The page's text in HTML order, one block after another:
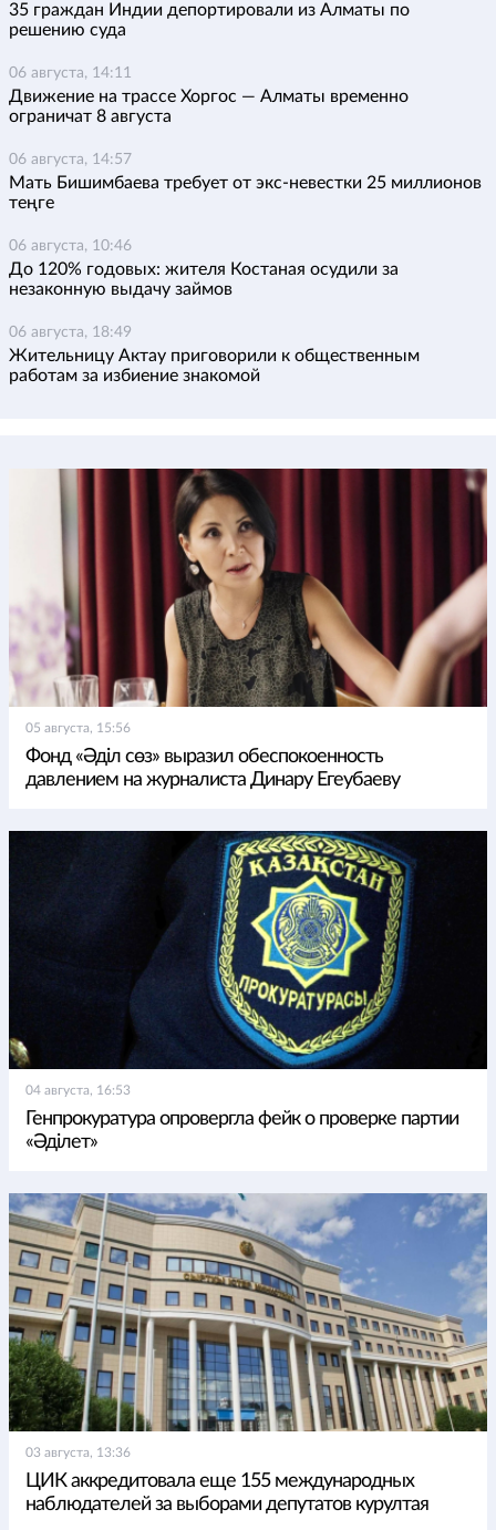
35 граждан Индии депортировали из Алматы по
решению суда
06 августа, 14:11
Движение на трассе Хоргос — Алматы временно
ограничат 8 августа
06 августа, 14:57
Мать Бишимбаева требует от экс-невестки 25 миллионов
теңге
06 августа, 10:46
До 120% годовых: жителя Костаная осудили за
незаконную выдачу займов
06 августа, 18:49
Жительницу Актау приговорили к общественным
работам за избиение знакомой
05 августа, 15:56
Фонд «Әділ сөз» выразил обеспокоенность
давлением на журналиста Динару Егеубаеву
04 августа, 16:53
Генпрокуратура опровергла фейк о проверке партии
«Әділет»
03 августа, 13:36
ЦИК аккредитовала еще 155 международных
наблюдателей за выборами депутатов курултая